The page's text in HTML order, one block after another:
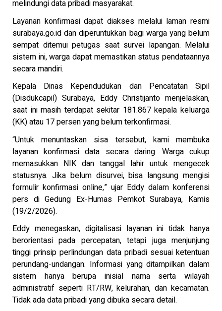
melindungi data pribadi masyarakat.
Layanan konfirmasi dapat diakses melalui laman resmi
surabaya.go.id dan diperuntukkan bagi warga yang belum
sempat ditemui petugas saat survei lapangan. Melalui
sistem ini, warga dapat memastikan status pendataannya
secara mandiri.
Kepala Dinas Kependudukan dan Pencatatan Sipil
(Disdukcapil) Surabaya, Eddy Christijanto menjelaskan,
saat ini masih terdapat sekitar 181.867 kepala keluarga
(KK) atau 17 persen yang belum terkonfirmasi.
“Untuk menuntaskan sisa tersebut, kami membuka
layanan konfirmasi data secara daring. Warga cukup
memasukkan NIK dan tanggal lahir untuk mengecek
statusnya. Jika belum disurvei, bisa langsung mengisi
formulir konfirmasi online,” ujar Eddy dalam konferensi
pers di Gedung Ex-Humas Pemkot Surabaya, Kamis
(19/2/2026).
Eddy menegaskan, digitalisasi layanan ini tidak hanya
berorientasi pada percepatan, tetapi juga menjunjung
tinggi prinsip perlindungan data pribadi sesuai ketentuan
perundang-undangan. Informasi yang ditampilkan dalam
sistem hanya berupa inisial nama serta wilayah
administratif seperti RT/RW, kelurahan, dan kecamatan.
Tidak ada data pribadi yang dibuka secara detail.